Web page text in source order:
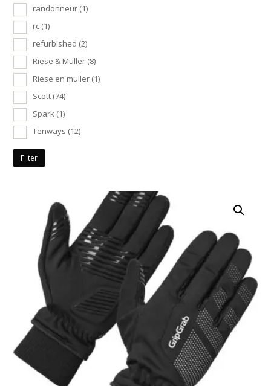
randonneur (1)
rc (1)
refurbished (2)
Riese & Muller (8)
Riese en muller (1)
Scott (74)
Spark (1)
Tenways (12)
Filter